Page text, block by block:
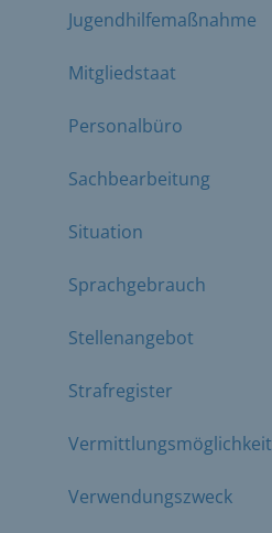
Jugendhilfemaßnahme
Mitgliedstaat
Personalbüro
Sachbearbeitung
Situation
Sprachgebrauch
Stellenangebot
Strafregister
Vermittlungsmöglichkeit
Verwendungszweck